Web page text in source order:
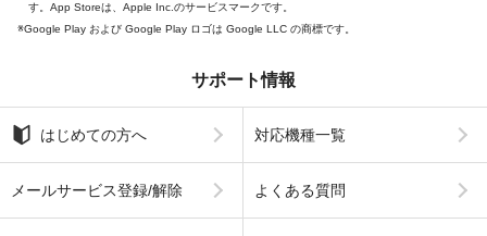
す。App Storeは、Apple Inc.のサービスマークです。
Google Play および Google Play ロゴは Google LLC の商標です。
サポート情報
はじめての方へ 対応機種一覧
メールサービス登録/解除 よくある質問